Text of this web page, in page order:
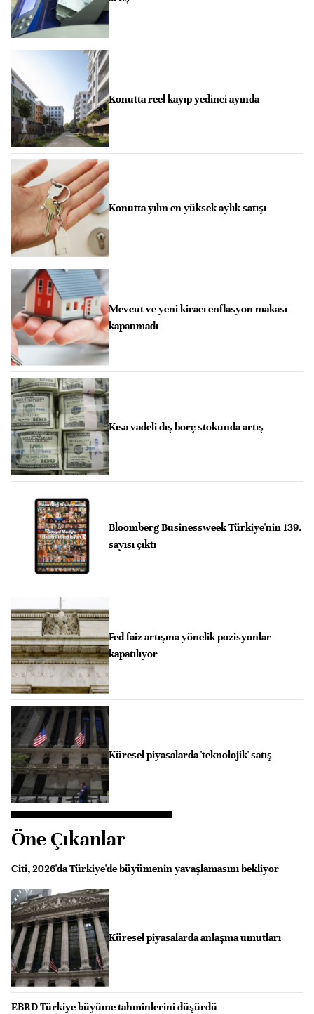
Konutta reel kayıp yedinci ayında
Konutta yılın en yüksek aylık satışı
Mevcut ve yeni kiracı enflasyon makası
kapanmadı
Kısa vadeli dış borç stokunda artış
Bloomberg Businessweek Türkiye'nin 139.
sayısı çıktı
Fed faiz artışına yönelik pozisyonlar
kapatılıyor
Küresel piyasalarda 'teknolojik' satış
Öne Çıkanlar
Citi, 2026'da Türkiye'de büyümenin yavaşlamasını bekliyor
Küresel piyasalarda anlaşma umutları
EBRD Türkiye büyüme tahminlerini düşürdü